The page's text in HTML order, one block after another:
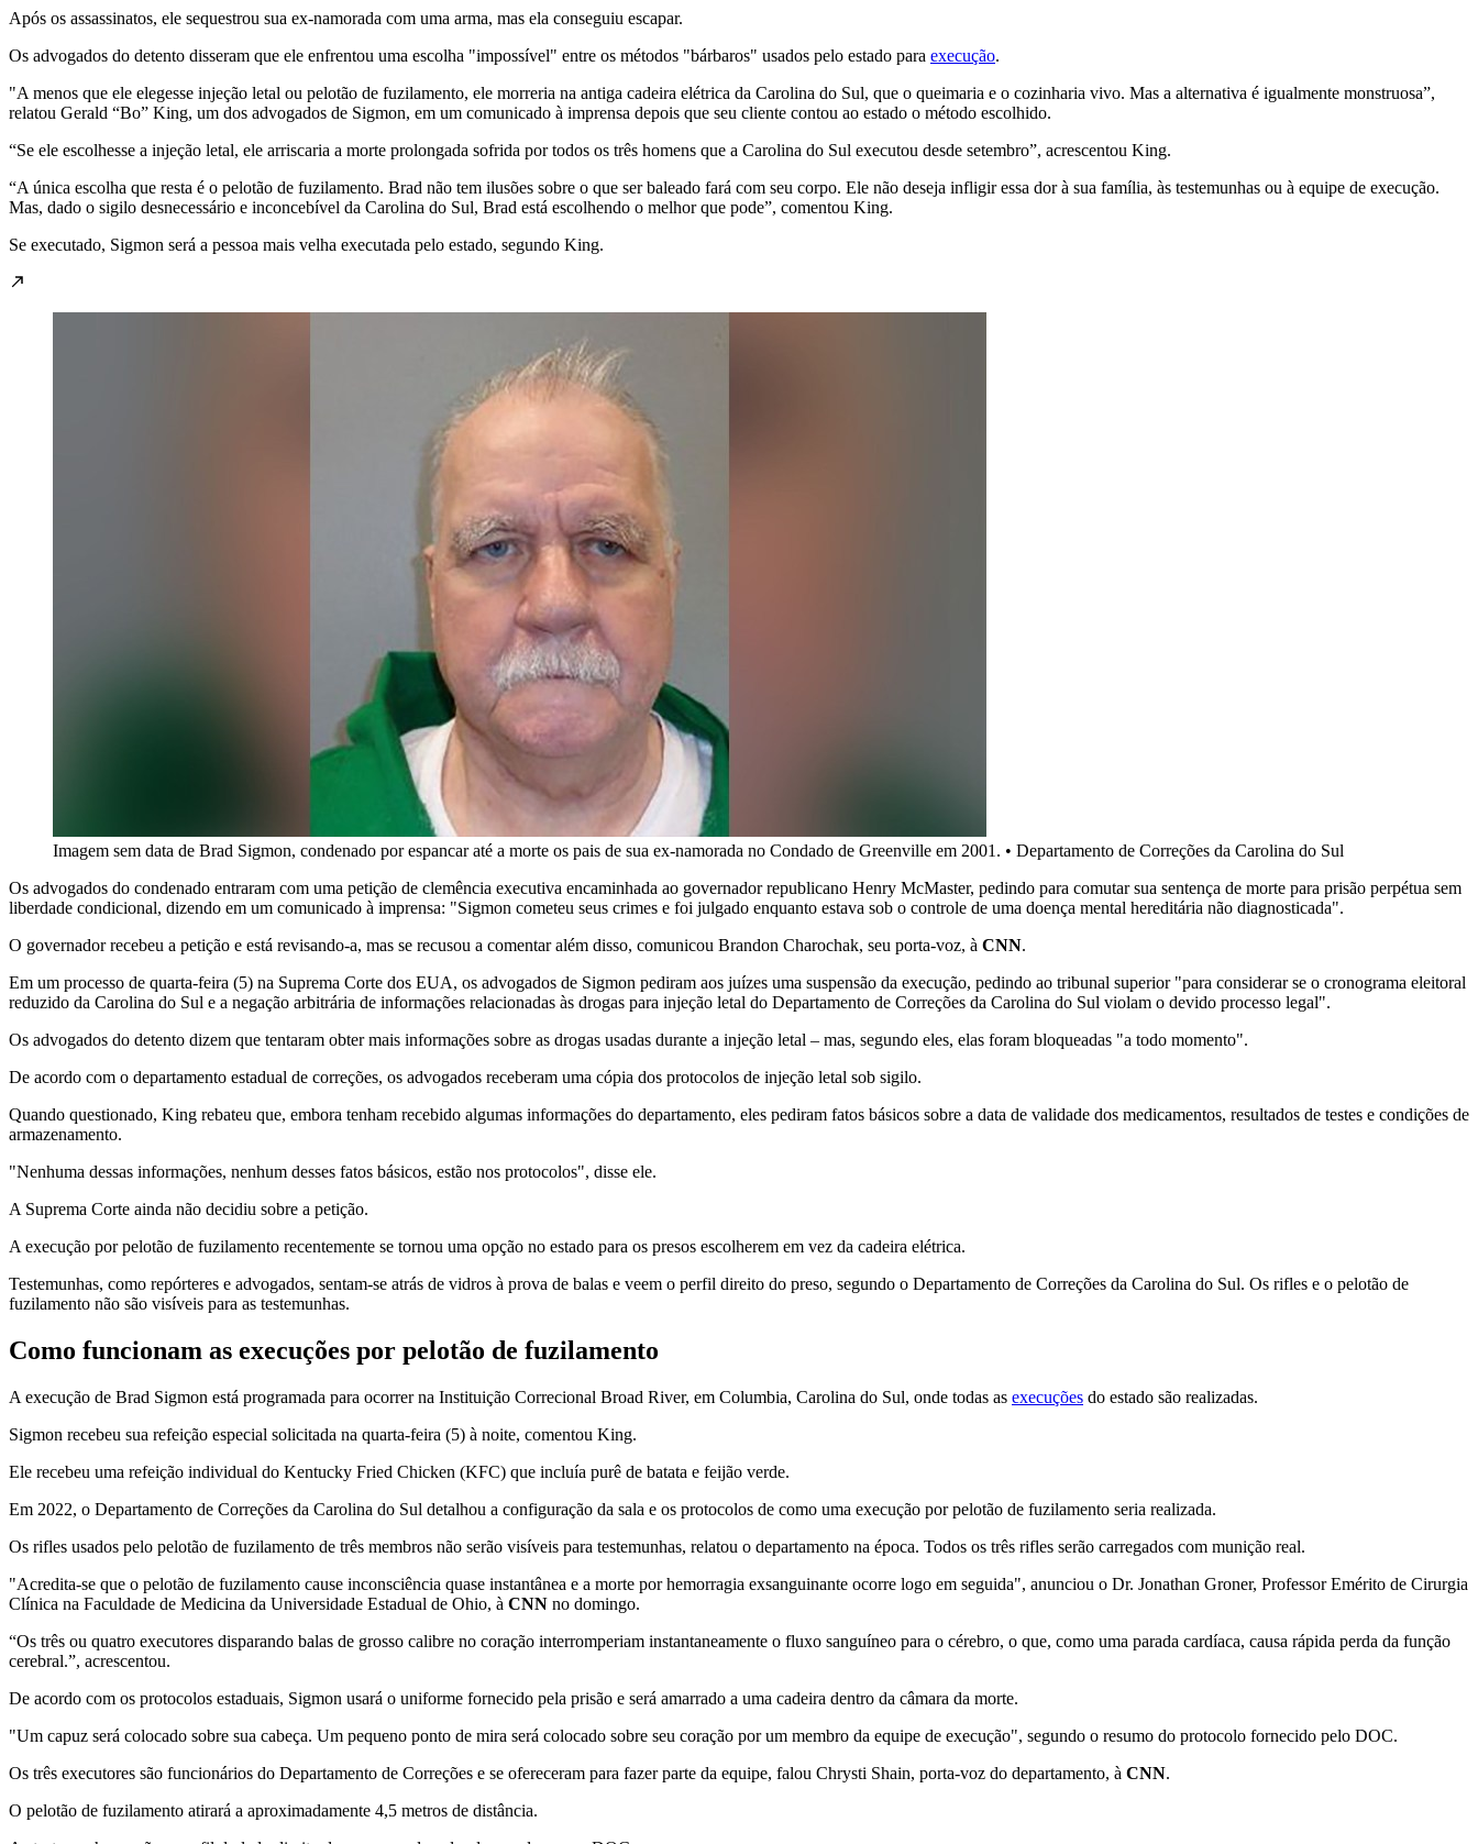
Após os assassinatos, ele sequestrou sua ex-namorada com uma arma, mas ela conseguiu escapar.
Os advogados do detento disseram que ele enfrentou uma escolha "impossível" entre os métodos "bárbaros" usados ​​pelo estado para execução.
"A menos que ele elegesse injeção letal ou pelotão de fuzilamento, ele morreria na antiga cadeira elétrica da Carolina do Sul, que o queimaria e o cozinharia vivo. Mas a alternativa é igualmente monstruosa”,
relatou Gerald “Bo” King, um dos advogados de Sigmon, em um comunicado à imprensa depois que seu cliente contou ao estado o método escolhido.
“Se ele escolhesse a injeção letal, ele arriscaria a morte prolongada sofrida por todos os três homens que a Carolina do Sul executou desde setembro”, acrescentou King.
“A única escolha que resta é o pelotão de fuzilamento. Brad não tem ilusões sobre o que ser baleado fará com seu corpo. Ele não deseja infligir essa dor à sua família, às testemunhas ou à equipe de execução.
Mas, dado o sigilo desnecessário e inconcebível da Carolina do Sul, Brad está escolhendo o melhor que pode”, comentou King.
Se executado, Sigmon será a pessoa mais velha executada pelo estado, segundo King.
Imagem sem data de Brad Sigmon, condenado por espancar até a morte os pais de sua ex-namorada no Condado de Greenville em 2001. • Departamento de Correções da Carolina do Sul
Os advogados do condenado entraram com uma petição de clemência executiva encaminhada ao governador republicano Henry McMaster, pedindo para comutar sua sentença de morte para prisão perpétua sem
liberdade condicional, dizendo em um comunicado à imprensa: "Sigmon cometeu seus crimes e foi julgado enquanto estava sob o controle de uma doença mental hereditária não diagnosticada".
O governador recebeu a petição e está revisando-a, mas se recusou a comentar além disso, comunicou Brandon Charochak, seu porta-voz, à CNN.
Em um processo de quarta-feira (5) na Suprema Corte dos EUA, os advogados de Sigmon pediram aos juízes uma suspensão da execução, pedindo ao tribunal superior "para considerar se o cronograma eleitoral
reduzido da Carolina do Sul e a negação arbitrária de informações relacionadas às drogas para injeção letal do Departamento de Correções da Carolina do Sul violam o devido processo legal".
Os advogados do detento dizem que tentaram obter mais informações sobre as drogas usadas durante a injeção letal – mas, segundo eles, elas foram bloqueadas "a todo momento".
De acordo com o departamento estadual de correções, os advogados receberam uma cópia dos protocolos de injeção letal sob sigilo.
Quando questionado, King rebateu que, embora tenham recebido algumas informações do departamento, eles pediram fatos básicos sobre a data de validade dos medicamentos, resultados de testes e condições de
armazenamento.
"Nenhuma dessas informações, nenhum desses fatos básicos, estão nos protocolos", disse ele.
A Suprema Corte ainda não decidiu sobre a petição.
A execução por pelotão de fuzilamento recentemente se tornou uma opção no estado para os presos escolherem em vez da cadeira elétrica.
Testemunhas, como repórteres e advogados, sentam-se atrás de vidros à prova de balas e veem o perfil direito do preso, segundo o Departamento de Correções da Carolina do Sul. Os rifles e o pelotão de
fuzilamento não são visíveis para as testemunhas.
Como funcionam as execuções por pelotão de fuzilamento
A execução de Brad Sigmon está programada para ocorrer na Instituição Correcional Broad River, em Columbia, Carolina do Sul, onde todas as execuções do estado são realizadas.
Sigmon recebeu sua refeição especial solicitada na quarta-feira (5) à noite, comentou King.
Ele recebeu uma refeição individual do Kentucky Fried Chicken (KFC) que incluía purê de batata e feijão verde.
Em 2022, o Departamento de Correções da Carolina do Sul detalhou a configuração da sala e os protocolos de como uma execução por pelotão de fuzilamento seria realizada.
Os rifles usados ​​pelo pelotão de fuzilamento de três membros não serão visíveis para testemunhas, relatou o departamento na época. Todos os três rifles serão carregados com munição real.
"Acredita-se que o pelotão de fuzilamento cause inconsciência quase instantânea e a morte por hemorragia exsanguinante ocorre logo em seguida", anunciou o Dr. Jonathan Groner, Professor Emérito de Cirurgia
Clínica na Faculdade de Medicina da Universidade Estadual de Ohio, à CNN no domingo.
“Os três ou quatro executores disparando balas de grosso calibre no coração interromperiam instantaneamente o fluxo sanguíneo para o cérebro, o que, como uma parada cardíaca, causa rápida perda da função
cerebral.”, acrescentou.
De acordo com os protocolos estaduais, Sigmon usará o uniforme fornecido pela prisão e será amarrado a uma cadeira dentro da câmara da morte.
"Um capuz será colocado sobre sua cabeça. Um pequeno ponto de mira será colocado sobre seu coração por um membro da equipe de execução", segundo o resumo do protocolo fornecido pelo DOC.
Os três executores são funcionários do Departamento de Correções e se ofereceram para fazer parte da equipe, falou Chrysti Shain, porta-voz do departamento, à CNN.
O pelotão de fuzilamento atirará a aproximadamente 4,5 metros de distância.